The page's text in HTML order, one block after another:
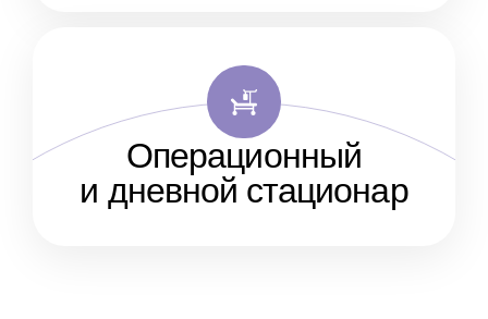
Операционный
и дневной стационар